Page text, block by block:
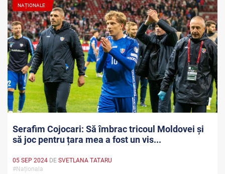
NAȚIONALE
Serafim Cojocari: Să îmbrac tricoul Moldovei și
să joc pentru țara mea a fost un vis...
05 SEP 2024 DE SVETLANA TATARU
#Naționala